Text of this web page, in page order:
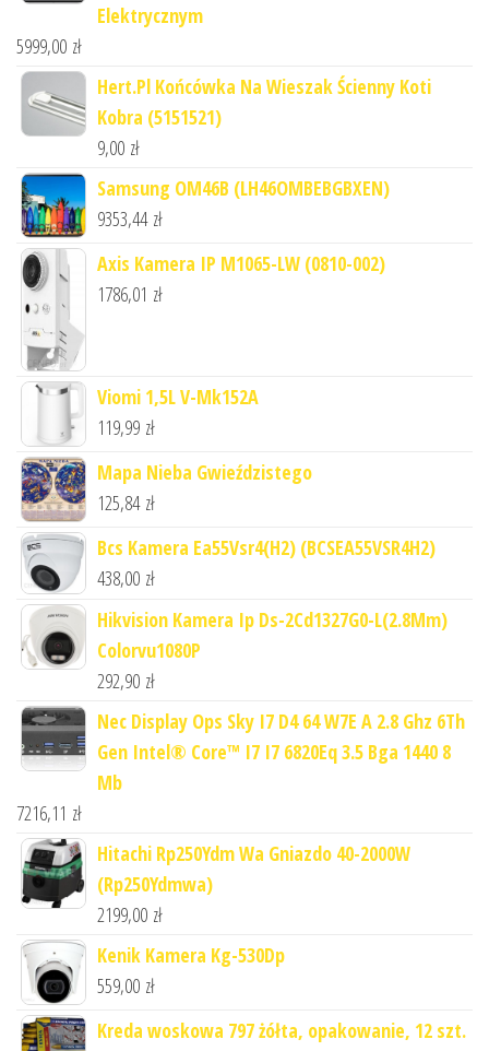
Elektrycznym
5999,00 zł
Hert.Pl Końcówka Na Wieszak Ścienny Koti
Kobra (5151521)
9,00 zł
Samsung OM46B (LH46OMBEBGBXEN)
9353,44 zł
Axis Kamera IP M1065-LW (0810-002)
1786,01 zł
Viomi 1,5L V-Mk152A
119,99 zł
Mapa Nieba Gwieździstego
125,84 zł
Bcs Kamera Ea55Vsr4(H2) (BCSEA55VSR4H2)
438,00 zł
Hikvision Kamera Ip Ds-2Cd1327G0-L(2.8Mm)
Colorvu1080P
292,90 zł
Nec Display Ops Sky I7 D4 64 W7E A 2.8 Ghz 6Th
Gen Intel® Core™ I7 I7 6820Eq 3.5 Bga 1440 8
Mb
7216,11 zł
Hitachi Rp250Ydm Wa Gniazdo 40-2000W
(Rp250Ydmwa)
2199,00 zł
Kenik Kamera Kg-530Dp
559,00 zł
Kreda woskowa 797 żółta, opakowanie, 12 szt.